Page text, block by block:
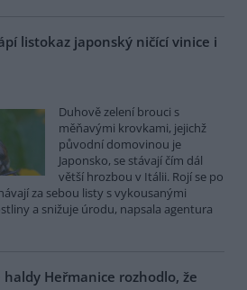
listokaz japonský ničící vinice i
Duhově zelení brouci s
měňavými krovkami, jejichž
původní domovinou je
Japonsko, se stávají čím dál
větší hrozbou v Itálii. Rojí se po
za sebou listy s vykousanými
a snižuje úrodu, napsala agentura
Heřmanice rozhodlo, že